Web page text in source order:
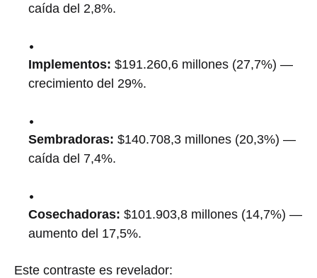
caída del 2,8%.
Implementos: $191.260,6 millones (27,7%) —
crecimiento del 29%.
Sembradoras: $140.708,3 millones (20,3%) —
caída del 7,4%.
Cosechadoras: $101.903,8 millones (14,7%) —
aumento del 17,5%.
Este contraste es revelador: